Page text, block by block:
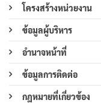
โครงสร้างหน่วยงาน
ข้อมูลผู้บริหาร
อำนาจหน้าที่
ข้อมูลการติดต่อ
กฎหมายที่เกี่ยวข้อง